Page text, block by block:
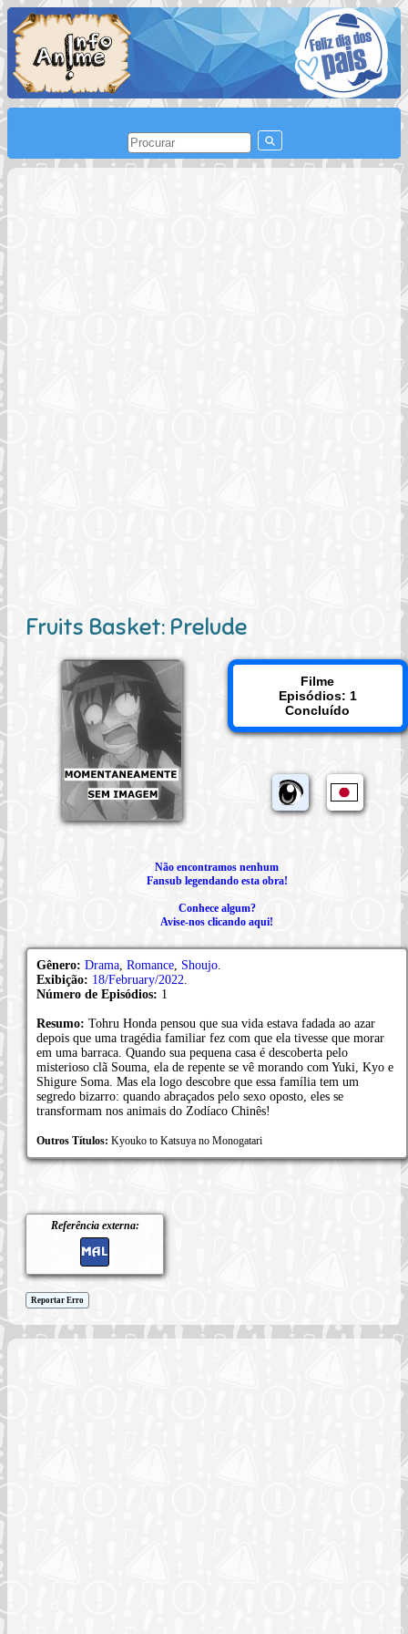
Fruits Basket: Prelude
Filme
Episódios: 1
Concluído
Não encontramos nenhum
Fansub legendando esta obra!
Conhece algum?
Avise-nos clicando aqui!
Gênero: Drama Romance Shoujo
Exibição: 18/February/2022
Número de Episódios: 1
Resumo: Tohru Honda pensou que sua vida estava fadada ao azar
depois que uma tragédia familiar fez com que ela tivesse que morar
em uma barraca. Quando sua pequena casa é descoberta pelo
misterioso clã Souma, ela de repente se vê morando com Yuki, Kyo e
Shigure Soma. Mas ela logo descobre que essa família tem um
segredo bizarro: quando abraçados pelo sexo oposto, eles se
transformam nos animais do Zodíaco Chinês!
Outros Títulos: Kyouko to Katsuya no Monogatari
Referência externa:
Reportar Erro